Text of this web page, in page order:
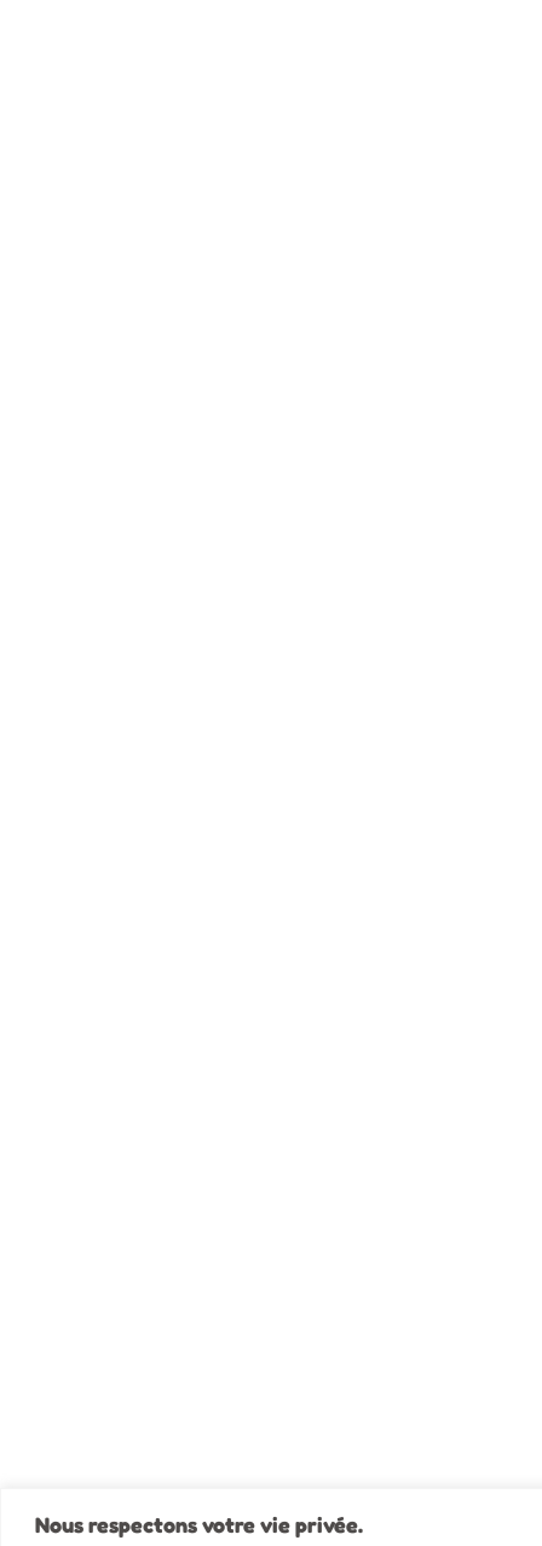
Nous respectons votre vie privée.